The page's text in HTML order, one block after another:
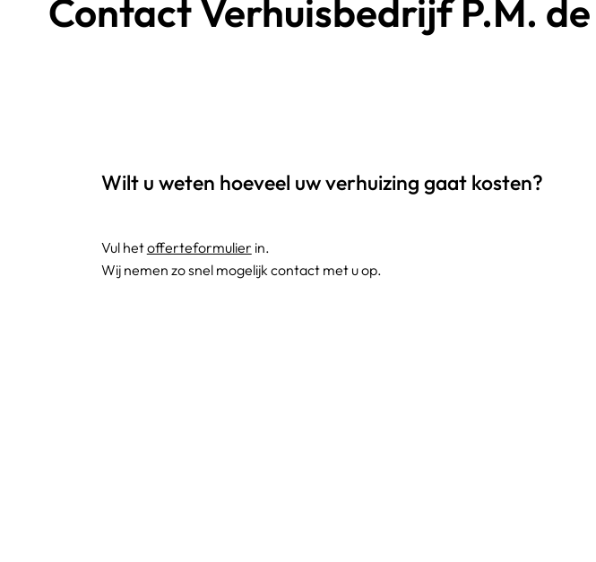
Wilt u weten hoeveel uw verhuizing gaat kosten?
Vul hetofferteformulier in.
Wij nemen zo snel mogelijk contact met u op.
Contact Verhuisbedrijf P.M.